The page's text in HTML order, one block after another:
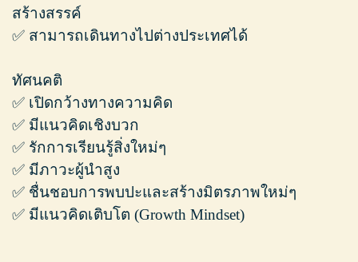
สร้างสรรค์
✅ สามารถเดินทางไปต่างประเทศได้
ทัศนคติ
✅ เปิดกว้างทางความคิด
✅ มีแนวคิดเชิงบวก
✅ รักการเรียนรู้สิ่งใหม่ๆ
✅ มีภาวะผู้นำสูง
✅ ชื่นชอบการพบปะและสร้างมิตรภาพใหม่ๆ
✅ มีแนวคิดเติบโต (Growth Mindset)